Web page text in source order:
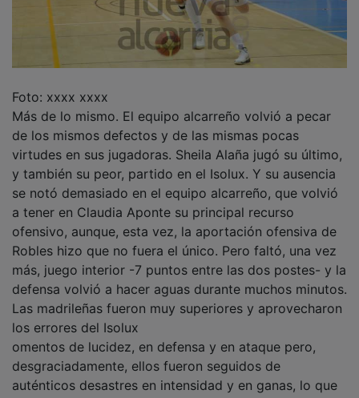
Más de lo mismo. El equipo alcarreño volvió a pecar
de los mismos defectos y de las mismas pocas
virtudes en sus jugadoras. Sheila Alaña jugó su último,
y también su peor, partido en el Isolux. Y su ausencia
se notó demasiado en el equipo alcarreño, que volvió
a tener en Claudia Aponte su principal recurso
ofensivo, aunque, esta vez, la aportación ofensiva de
Robles hizo que no fuera el único. Pero faltó, una vez
más, juego interior -7 puntos entre las dos postes- y la
defensa volvió a hacer aguas durante muchos minutos.
Las madrileñas fueron muy superiores y aprovecharon
los errores del Isolux
omentos de lucidez, en defensa y en ataque pero,
desgraciadamente, ellos fueron seguidos de
auténticos desastres en intensidad y en ganas, lo que
hizo que Alcobendas sólo tuviera que esperar su turno